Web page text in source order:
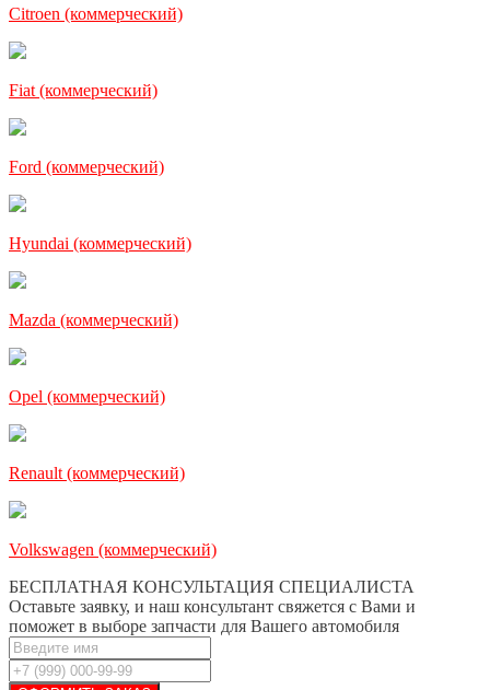
Citroen (коммерческий)
Fiat (коммерческий)
Ford (коммерческий)
Hyundai (коммерческий)
Mazda (коммерческий)
Opel (коммерческий)
Renault (коммерческий)
Volkswagen (коммерческий)
БЕСПЛАТНАЯ КОНСУЛЬТАЦИЯ СПЕЦИАЛИСТА
Оставьте заявку, и наш консультант свяжется с Вами и
поможет в выборе запчасти для Вашего автомобиля